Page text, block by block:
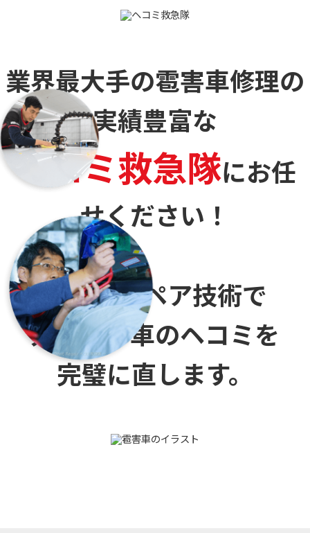
業界最大手の雹害車修理の
実績豊富な
ヘコミ救急隊にお任
せください！
デントリペア技術で
大切なお車のヘコミを
完璧に直します。